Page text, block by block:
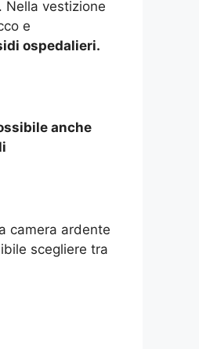
Nella vestizione
e
ospedalieri.
anche
camera ardente
scegliere tra